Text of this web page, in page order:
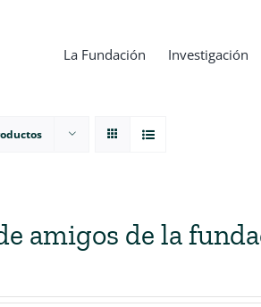
La Fundación Investigación
amigos de la